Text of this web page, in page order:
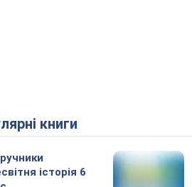
книги
історія 6